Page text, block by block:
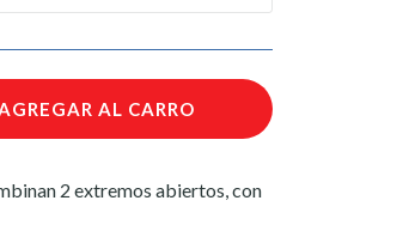
AL CARRO
2 extremos abiertos, con